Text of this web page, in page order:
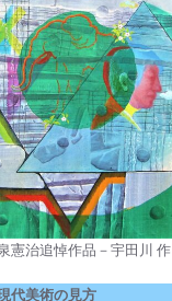
憲治追悼作品－宇田川 作
代美術の見方